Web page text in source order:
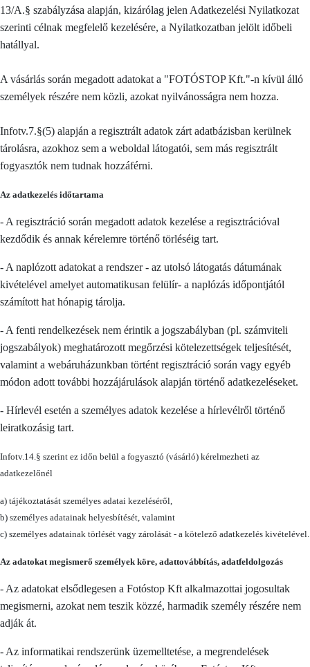
13/A.§ szabályzása alapján, kizárólag jelen Adatkezelési Nyilatkozat
szerinti célnak megfelelő kezelésére, a Nyilatkozatban jelölt időbeli
hatállyal.
A vásárlás során megadott adatokat a "FOTÓSTOP Kft."-n kívül álló
személyek részére nem közli, azokat nyilvánosságra nem hozza.
Infotv.7.§(5) alapján a regisztrált adatok zárt adatbázisban kerülnek
tárolásra, azokhoz sem a weboldal látogatói, sem más regisztrált
fogyasztók nem tudnak hozzáférni.
Az adatkezelés időtartama
- A regisztráció során megadott adatok kezelése a regisztrációval
kezdődik és annak kérelemre történő törléséig tart.
- A naplózott adatokat a rendszer - az utolsó látogatás dátumának
kivételével amelyet automatikusan felülír- a naplózás időpontjától
számított hat hónapig tárolja.
- A fenti rendelkezések nem érintik a jogszabályban (pl. számviteli
jogszabályok) meghatározott megőrzési kötelezettségek teljesítését,
valamint a webáruházunkban történt regisztráció során vagy egyéb
módon adott további hozzájárulások alapján történő adatkezeléseket.
- Hírlevél esetén a személyes adatok kezelése a hírlevélről történő
leiratkozásig tart.
Infotv.14.§ szerint ez időn belül a fogyasztó (vásárló) kérelmezheti az
adatkezelőnél
a) tájékoztatását személyes adatai kezeléséről,
b) személyes adatainak helyesbítését, valamint
c) személyes adatainak törlését vagy zárolását - a kötelező adatkezelés kivételével.
Az adatokat megismerő személyek köre, adattovábbítás, adatfeldolgozás
- Az adatokat elsődlegesen a Fotóstop Kft alkalmazottai jogosultak
megismerni, azokat nem teszik közzé, harmadik személy részére nem
adják át.
- Az informatikai rendszerünk üzemelltetése, a megrendelések